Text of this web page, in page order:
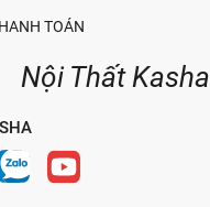
TOÁN
Nội Thất Kasha